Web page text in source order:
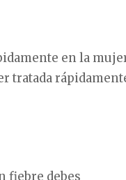
en la
tratada
fiebre debes